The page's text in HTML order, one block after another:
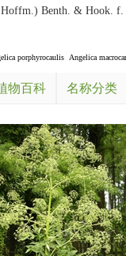
Benth. & Hook. f.
porphyrocaulis Angelica
物百科 名称分类